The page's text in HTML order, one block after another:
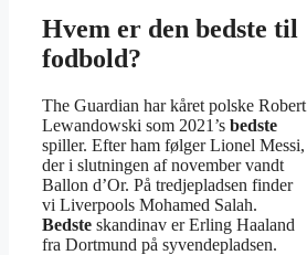
Hvem er den bedste til
fodbold?
The Guardian har kåret polske Robert
Lewandowski som 2021’s bedste
spiller. Efter ham følger Lionel Messi,
der i slutningen af november vandt
Ballon d’Or. På tredjepladsen finder
vi Liverpools Mohamed Salah.
Bedste skandinav er Erling Haaland
fra Dortmund på syvendepladsen.